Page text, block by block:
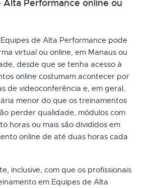
Performance online ou
de Alta Performance pode
virtual ou online, em Manaus ou
desde que se tenha acesso à
online costumam acontecer por
de videoconferência e, em geral,
menor do que os treinamentos
perder qualidade, módulos com
horas ou mais são divididos em
online de até duas horas cada
inclusive, com que os profissionais
em Equipes de Alta